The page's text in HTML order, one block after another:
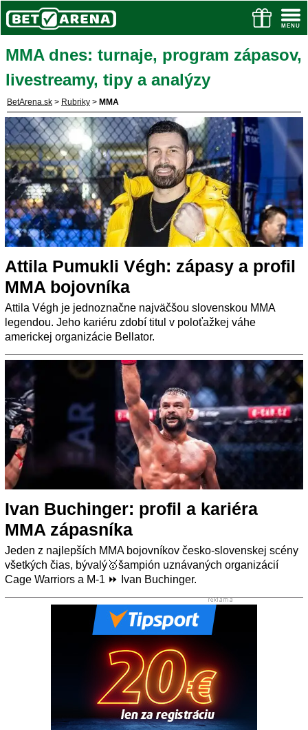
MMA dnes: turnaje, program zápasov,
livestreamy, tipy a analýzy
BetArena.sk > Rubriky > MMA
Attila Pumukli Végh: zápasy a profil
MMA bojovníka
Attila Végh je jednoznačne najväčšou slovenskou MMA
legendou. Jeho kariéru zdobí titul v poloťažkej váhe
americkej organizácie Bellator.
Ivan Buchinger: profil a kariéra
MMA zápasníka
Jeden z najlepších MMA bojovníkov česko-slovenskej scény
všetkých čias, bývalý🥇šampión uznávaných organizácií
Cage Warriors a M-1 ⏩ Ivan Buchinger.